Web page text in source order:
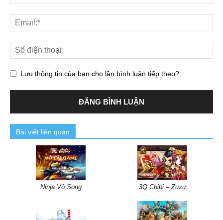
Lưu thông tin của bạn cho lần bình luận tiếp theo?
Bài viết liên quan
Ninja Vô Song 3Q Chibi – Zuzu